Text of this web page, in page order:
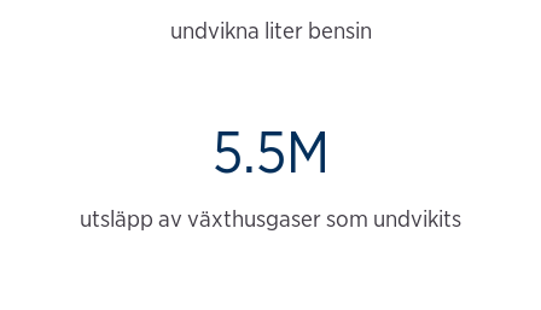
undvikna liter bensin
5.5M
utsläpp av växthusgaser som undvikits